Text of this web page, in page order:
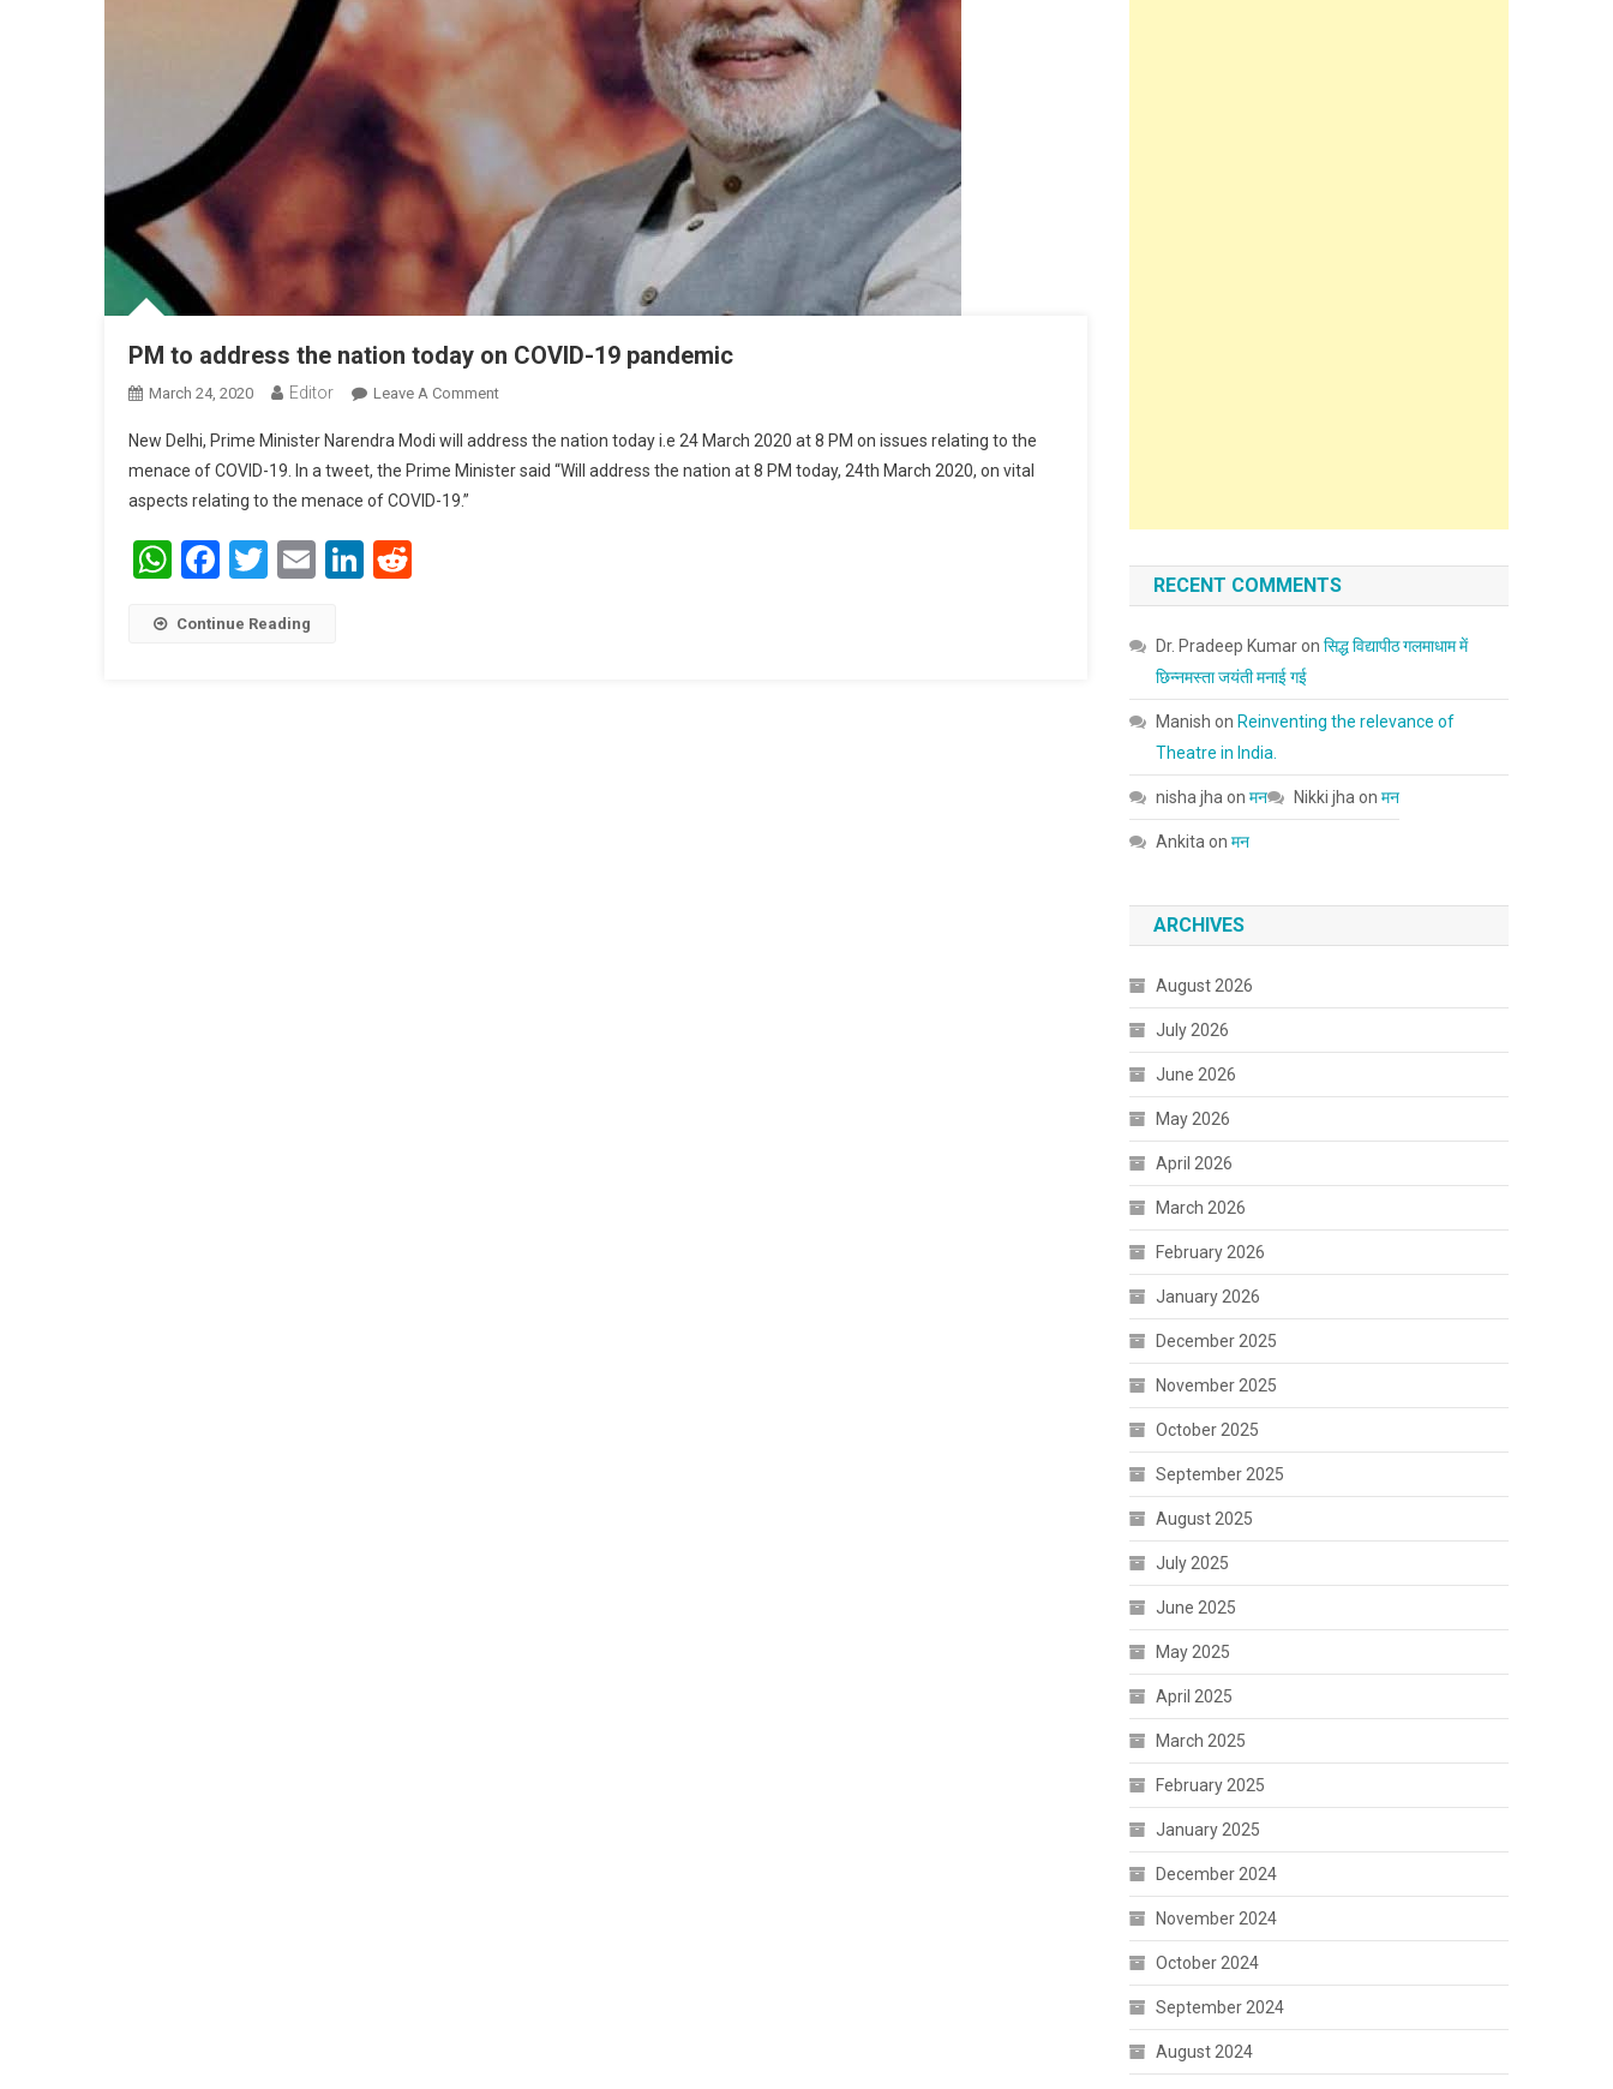
PM to address the nation today on COVID-19 pandemic
March 24, 2020 Editor Leave A Comment
New Delhi, Prime Minister Narendra Modi will address the nation today i.e 24 March 2020 at 8 PM on issues relating to the
menace of COVID-19. In a tweet, the Prime Minister said “Will address the nation at 8 PM today, 24th March 2020, on vital
aspects relating to the menace of COVID-19.”
WhatsApp
Facebook
Twitter
EmailLinkedIn
Continue Reading
RECENT COMMENTS
Dr. Pradeep Kumaronसिद्ध विद्यापीठ गलमाधाम में
छिन्नमस्ता जयंती मनाई गई
Manish on Reinventing the relevance of
Theatre in India.
nisha jha onमन Nikki jha onमन
Ankita onमन
ARCHIVES
August 2026
July 2026
June 2026
May 2026
April 2026
March 2026
February 2026
January 2026
December 2025
November 2025
October 2025
September 2025
August 2025
July 2025
June 2025
May 2025
April 2025
March 2025
February 2025
January 2025
December 2024
November 2024
October 2024
September 2024
August 2024